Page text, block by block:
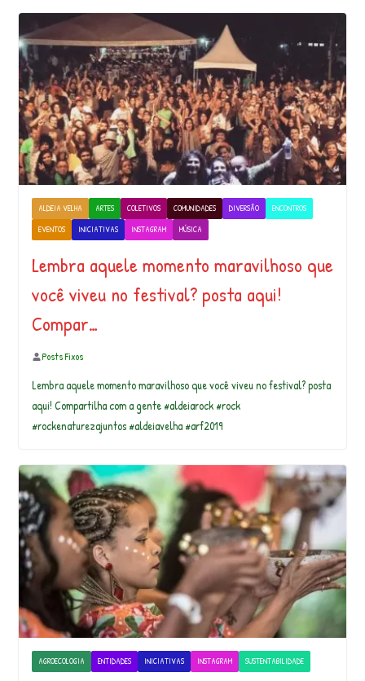
ALDEIA VELHA ARTES COLETIVOS COMUNIDADES DIVERSÃO
ENCONTROS
EVENTOS
INICIATIVAS INSTAGRAM MÚSICA
Lembra aquele momento maravilhoso que
você viveu no festival? posta aqui!
Compar…
Posts Fixos
Lembra aquele momento maravilhoso que você viveu no festival? posta
aqui! Compartilha com a gente #aldeiarock #rock
#rockenaturezajuntos #aldeiavelha #arf2019
AGROECOLOGIA ENTIDADES INICIATIVAS INSTAGRAM SUSTENTABILIDADE